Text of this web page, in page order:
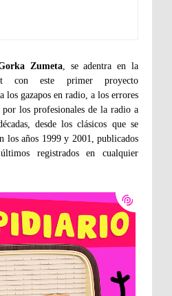
Zumeta, se adentra en la
con este primer proyecto
los gazapos en radio, a los errores
por los profesionales de la radio a
desde los clásicos que se
los años 1999 y 2001, publicados
registrados en cualquier